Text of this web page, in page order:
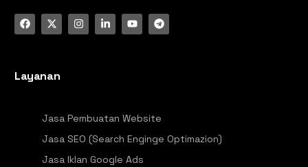
Layanan
Jasa Pembuatan Website
Jasa SEO (Search Enginge Optimazion)
Jasa Iklan Google Ads